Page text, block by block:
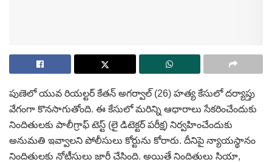
పుణెలో యువ రియల్టర్ కేతన్ అగర్వాల్ (26) హత్య కేసులో దర్యాప్తు
వేగంగా కొనసాగుతోంది. ఈ కేసులో మరిన్ని ఆధారాలు సేకరించేందుకు
నిందితులకు పాలీగ్రాఫ్ టెస్ట్ (లై డిటెక్టర్ పరీక్ష) నిర్వహించేందుకు
అనుమతి ఇవ్వాలని పోలీసులు కోర్టును కోరారు. దీనిపై న్యాయస్థానం
నిందితులకు నోటీసులు జారీ చేసింది. అయితే నిందితులు సియా,